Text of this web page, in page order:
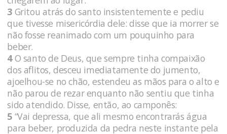
3 Gritou atrás do santo insistentemente e pediu
que tivesse misericórdia dele: disse que ia morrer se
não fosse reanimado com um pouquinho para
beber.
4O santo de Deus, que sempre tinha compaixão
dos aflitos, desceu imediatamente do jumento,
ajoelhou-se no chão, estendeu as mãos para o alto e
não parou de rezar enquanto não sentiu que tinha
sido atendido. Disse, então, ao camponês:
5 “Vai depressa, que ali mesmo encontrarás água
para beber, produzida da pedra neste instante pela